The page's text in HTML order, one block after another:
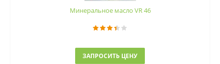
Минеральное масло VR 46
ЗАПРОСИТЬ ЦЕНУ